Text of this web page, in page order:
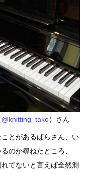
@knitting_tako）さん
とがあるぱらさん、い
のか尋ねたところ、
てないと言えば全然測